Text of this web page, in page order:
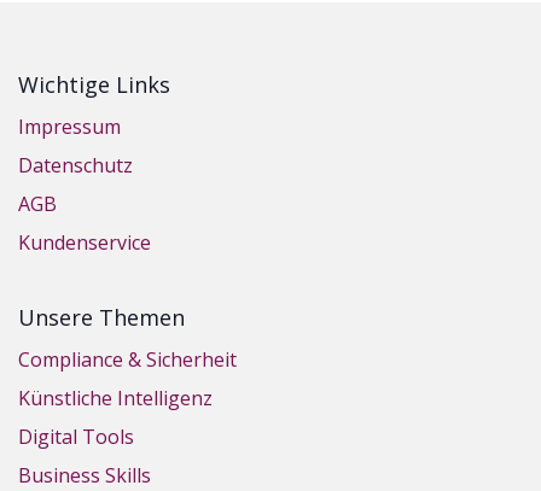
Wichtige Links
Impressum
Datenschutz
AGB
Kundenservice
Unsere Themen
Compliance & Sicherheit
Künstliche Intelligenz
Digital Tools
Business Skills